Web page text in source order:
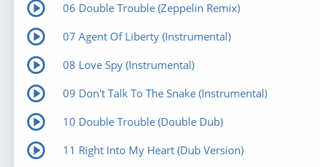
06 Double Trouble (Zeppelin Remix)
07 Agent Of Liberty (Instrumental)
08 Love Spy (Instrumental)
09 Don't Talk To The Snake (Instrumental)
10 Double Trouble (Double Dub)
11 Right Into My Heart (Dub Version)